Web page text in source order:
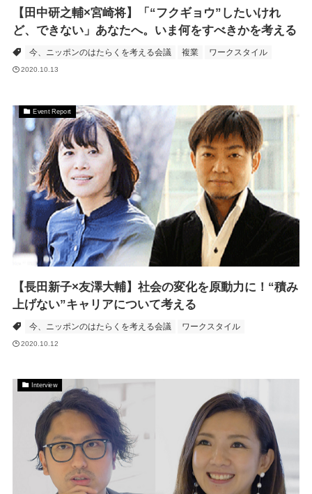
【田中研之輔×宮崎将】「“フクギョウ”したいけれ
ど、できない」あなたへ。いま何をすべきかを考える
今、ニッポンのはたらくを考える会議 複業 ワークスタイル
2020.10.13
Event Report
【長田新子×友澤大輔】社会の変化を原動力に！“積み
上げない”キャリアについて考える
今、ニッポンのはたらくを考える会議 ワークスタイル
2020.10.12
Interview